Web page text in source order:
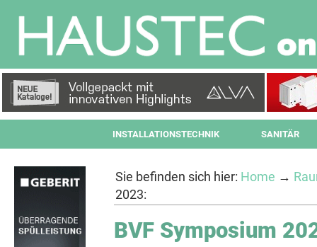
INSTALLATIONSTECHNIK SANITÄR
Sie befinden sich hier: Home →
2023:
BVF Symposium